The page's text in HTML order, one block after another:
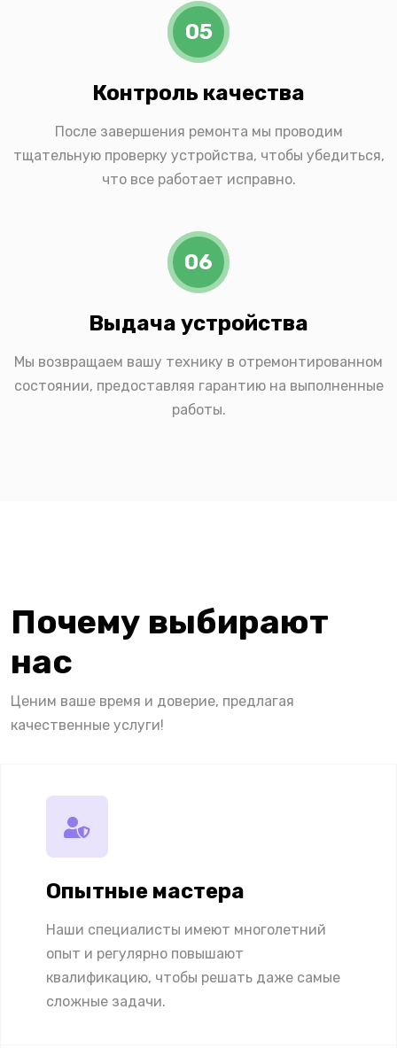
05
Контроль качества
После завершения ремонта мы проводим
тщательную проверку устройства, чтобы убедиться,
что все работает исправно.
06
Выдача устройства
Мы возвращаем вашу технику в отремонтированном
состоянии, предоставляя гарантию на выполненные
работы.
Почему выбирают
нас
Ценим ваше время и доверие, предлагая
качественные услуги!
Опытные мастера
Наши специалисты имеют многолетний
опыт и регулярно повышают
квалификацию, чтобы решать даже самые
сложные задачи.